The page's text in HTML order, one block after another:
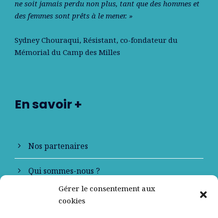
Gérer le consentement aux
cookies
ne soit jamais perdu non plus, tant que des hommes et
des femmes sont prêts à le mener. »
Sydney Chouraqui, Résistant, co-fondateur du
Mémorial du Camp des Milles
En savoir +
Nos partenaires
Qui sommes-nous ?
Contactez-nous